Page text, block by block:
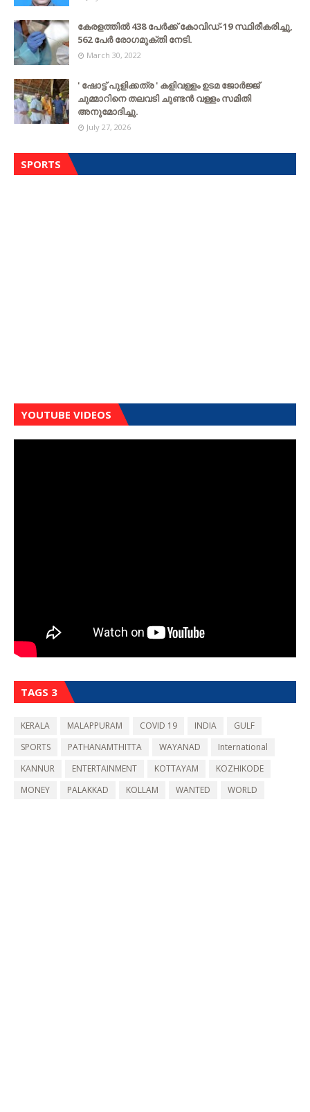
കേരളത്തില്‍ 438 പേര്‍ക്ക് കോവിഡ്-19 സ്ഥിരീകരിച്ചു,
562 പേര്‍ രോഗമുക്തി നേടി.
March 30, 2022
' ഷോട്ട് പുളിക്കത്ര ' കളിവള്ളം ഉടമ ജോർജ്ജ്
ചുമ്മാറിനെ തലവടി ചുണ്ടൻ വള്ളം സമിതി
അനുമോദിച്ചു.
July 27, 2026
SPORTS
YOUTUBE VIDEOS
TAGS 3
KERALA MALAPPURAM COVID 19 INDIA
GULF
SPORTS
PATHANAMTHITTA WAYANAD
International
KANNUR
ENTERTAINMENT KOTTAYAM
KOZHIKODE
MONEY
PALAKKAD KOLLAM WANTED WORLD